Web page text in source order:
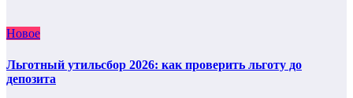
Новое
Льготный утильсбор 2026: как проверить льготу до
депозита